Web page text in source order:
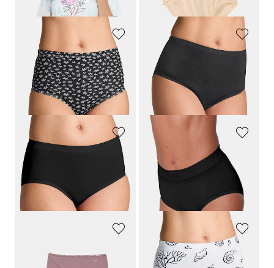
30-Tage-Bestpreis**: 69,95 €
GOLDNER
17,47 €34,95 €
30-Tage-Bestpreis**: 20,97 € (-16%)
GOLDNER
Hüftslip im 7er-Pack
24,47 €34,95 €
30-Tage-Bestpreis**: 27,95 € (-12%)
CONTA
Taillenslip im 3er-Pack
20,97 €
30-Tage-Bestpreis**: 23,96 € (-12%)
SLOGGI
Taillenslip im 2er-Pack
27,95 €
Hüftslip im 3er-Pack
GOLDNER